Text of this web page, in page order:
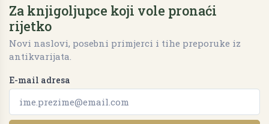
Za knjigoljupce koji vole pronaći
rijetko
Novi naslovi, posebni primjerci i tihe preporuke iz
antikvarijata.
E-mail adresa